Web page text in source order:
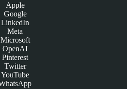
Apple
Google
LinkedIn
Meta
Microsoft
OpenAI
Pinterest
Twitter
YouTube